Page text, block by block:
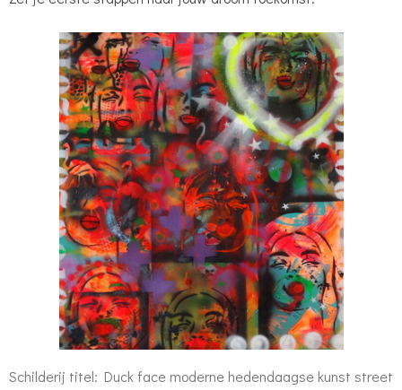
Schilderij titel: Duck face moderne hedendaagse kunst street